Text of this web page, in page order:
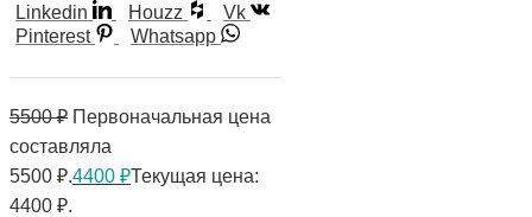
Linkedin
Houzz
Vk
Pinterest
Whatsapp
5500₽ Первоначальная цена
составляла
5500 ₽.4400 ₽Текущая цена:
4400 ₽.